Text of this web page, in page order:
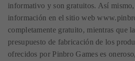
informativo y son gratuitos. Así mismo,
información en el sitio web
completamente gratuito, mientras que
presupuesto de fabricación de los
ofrecidos por Pinbro Games es